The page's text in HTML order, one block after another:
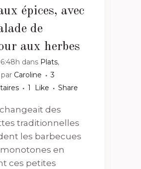
épices, avec
de
aux herbes
dans Plats,
par Caroline
3
1 Like Share
des
traditionnelles
les barbecues
en
ces petites